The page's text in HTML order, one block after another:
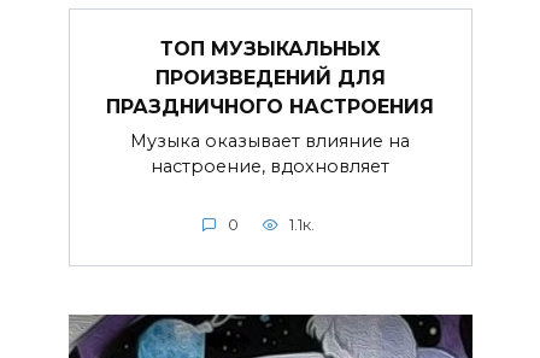
ТОП МУЗЫКАЛЬНЫХ
ПРОИЗВЕДЕНИЙ ДЛЯ
ПРАЗДНИЧНОГО НАСТРОЕНИЯ
Музыка оказывает влияние на
настроение, вдохновляет
0 1.1к.